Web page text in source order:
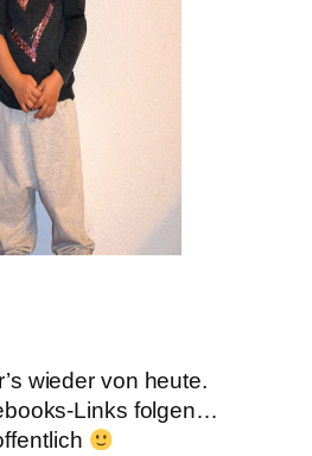
wieder von heute.
Links folgen…